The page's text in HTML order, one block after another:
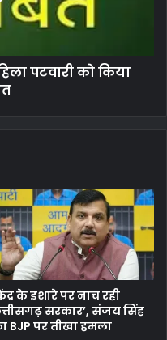
पटवारी को किया
के इशारे पर नाच रही
सरकार’, संजय सिंह
BJP पर तीखा हमला